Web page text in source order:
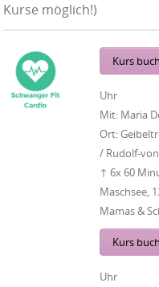
Kurse möglich!)
Kurs
Uhr
Mit: Maria
Ort:
/ Rudolf-
↑ 6x 60
Maschsee,
Mamas &
Kurs
Uhr